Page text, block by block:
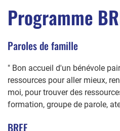
Programme
Paroles de famille
" Bon accueil d'un bénévole
ressources pour aller mieux,
moi, pour trouver des
formation, groupe de parole,
BREF